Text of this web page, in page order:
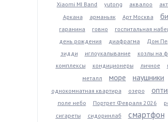
Xiaomi MI Band
yutong аквалоо
Аркана
арманьяк Арт Москва
гаранина говно
госпитальная
день рождения
диафрагма
Дом
зидди
иглоукалывание
козлы на
комплексы
кондиционеры личное
металл
море наушники
однокомнатная квартира озеро
поле небо Портрет Февраля 2026
сигареты
сидоринлаб смартфон